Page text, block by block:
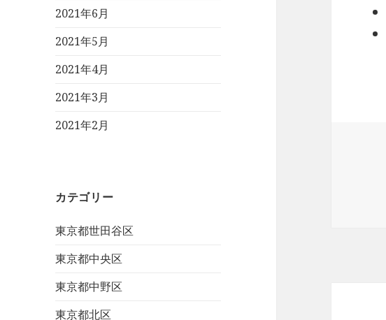
2021年6月
2021年5月
2021年4月
2021年3月
2021年2月
カテゴリー
東京都世田谷区
東京都中央区
東京都中野区
東京都北区